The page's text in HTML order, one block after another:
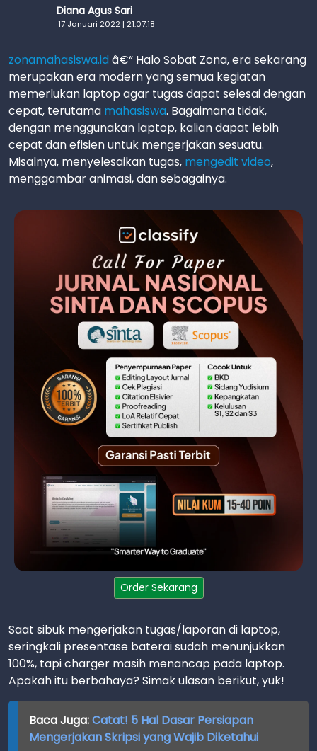
Diana Agus Sari
17 Januari 2022 | 21:07:18
zonamahasiswa.id â€“ Halo Sobat Zona, era sekarang
merupakan era modern yang semua kegiatan
memerlukan laptop agar tugas dapat selesai dengan
cepat, terutama mahasiswa. Bagaimana tidak,
dengan menggunakan laptop, kalian dapat lebih
cepat dan efisien untuk mengerjakan sesuatu.
Misalnya, menyelesaikan tugas, mengedit video,
menggambar animasi, dan sebagainya.
Order Sekarang
Saat sibuk mengerjakan tugas/laporan di laptop,
seringkali presentase baterai sudah menunjukkan
100%, tapi charger masih menancap pada laptop.
Apakah itu berbahaya? Simak ulasan berikut, yuk!
Baca Juga:Catat! 5 Hal Dasar Persiapan
Mengerjakan Skripsi yang Wajib Diketahui